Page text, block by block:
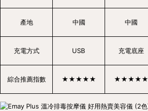
產地 中國 中國
充電方式 USB 充電底座
綜合推薦指數 ★★★★★ ★★★★★